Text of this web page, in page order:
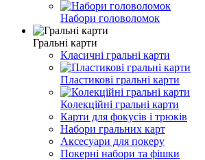
Набори головоломок
Гральні карти
Класичні гральні карти
Пластикові гральні карти
Колекційні гральні карти
Карти для фокусів і трюків
Набори гральних карт
Аксесуари для покеру
Покерні набори та фішки